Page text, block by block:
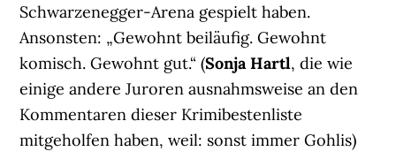
Schwarzenegger-Arena gespielt haben.
Ansonsten: „Gewohnt beiläufig. Gewohnt
komisch. Gewohnt gut.“ (Sonja Hartl, die wie
einige andere Juroren ausnahmsweise an den
Kommentaren dieser Krimibestenliste
mitgeholfen haben, weil: sonst immer Gohlis)